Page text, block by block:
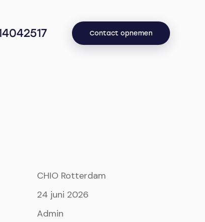
Contact opnemen
CHIO Rotterdam
24 juni 2026
Admin